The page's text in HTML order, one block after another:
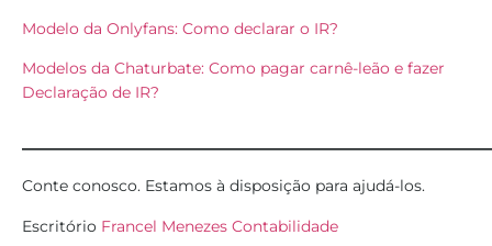
Modelo da Onlyfans: Como declarar o IR?
Modelos da Chaturbate: Como pagar carnê-leão e fazer
Declaração de IR?
Conte conosco. Estamos à disposição para ajudá-los.
Escritório Francel Menezes Contabilidade